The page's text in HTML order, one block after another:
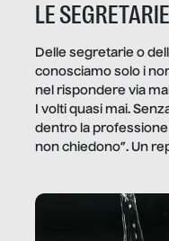
LE
Delle segretarie o
conosciamo solo i
nel rispondere via
I volti quasi mai.
dentro la professione
non chiedono”. Un